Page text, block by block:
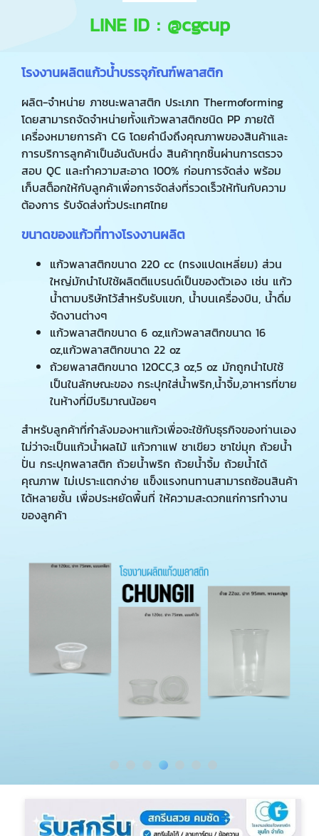
LINE ID : @cgcup
โรงงานผลิตแก้วน้ำบรรจุภัณฑ์พลาสติก
ผลิต-จำหน่าย ภาชนะพลาสติก ประเภท Thermoforming
โดยสามารถจัดจำหน่ายทั้งแก้วพลาสติกชนิด PP ภายใต้
เครื่องหมายการค้า CG โดยคำนึงถึงคุณภาพของสินค้าและ
การบริการลูกค้าเป็นอันดับหนึ่ง สินค้าทุกชิ้นผ่านการตรวจ
สอบ QC และทำความสะอาด 100% ก่อนการจัดส่ง พร้อม
เก็บสต็อกให้กับลูกค้าเพื่อการจัดส่งที่รวดเร็วให้ทันกับความ
ต้องการ รับจัดส่งทั่วประเทศไทย
ขนาดของแก้วที่ทางโรงงานผลิต
แก้วพลาสติกขนาด 220 cc (ทรงแปดเหลี่ยม) ส่วน
ใหญ่มักนำไปใช้ผลิตตีแบรนด์เป็นของตัวเอง เช่น แก้ว
น้ำตามบริษัทไว้สำหรับรับแขก, น้ำบนเครื่องบิน, น้ำดื่ม
จัดงานต่างๆ
แก้วพลาสติกขนาด 6 oz,แก้วพลาสติกขนาด 16
oz,แก้วพลาสติกขนาด 22 oz
ถ้วยพลาสติกขนาด 120CC,3 oz,5 oz มักถูกนำไปใช้
เป็นในลักษณะของ กระปุกใส่น้ำพริก,น้ำจิ้ม,อาหารที่ขาย
ในห้างที่มีบริมาณน้อยๆ
สำหรับลูกค้าที่กำลังมองหาแก้วเพื่อจะใช้กับธุรกิจของท่านเอง
ไม่ว่าจะเป็นแก้วน้ำผลไม้ แก้วกาแฟ ชาเขียว ชาไข่มุก ถ้วยน้ำ
ปั่น กระปุกพลาสติก ถ้วยน้ำพริก ถ้วยน้ำจิ้ม ถ้วยน้ำได้
คุณภาพ ไม่เปราะแตกง่าย แข็งแรงทนทานสามารถซ้อนสินค้า
ได้หลายชั้น เพื่อประหยัดพื้นที่ ให้ความสะดวกแก่การทำงาน
ของลูกค้า